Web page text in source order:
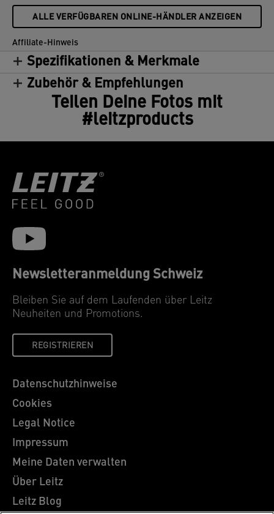
ALLE VERFÜGBAREN ONLINE-HÄNDLER ANZEIGEN
Affiliate-Hinweis
Spezifikationen & Merkmale
Zubehör & Empfehlungen
Teilen Deine Fotos mit
#leitzproducts
Newsletteranmeldung Schweiz
Bleiben Sie auf dem Laufenden über Leitz
Neuheiten und Promotions.
REGISTRIEREN
Datenschutzhinweise
Cookies
Legal Notice
Impressum
Meine Daten verwalten
Über Leitz
Leitz Blog